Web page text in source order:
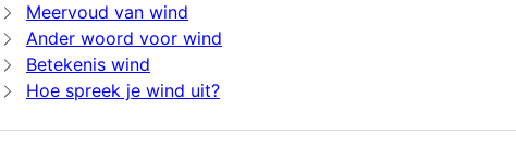
Meervoud van wind
Ander woord voor wind
Betekenis wind
Hoe spreek je wind uit?